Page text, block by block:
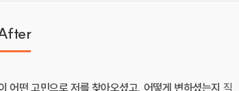
어떤 고민으로 저를 찾아오셨고, 어떻게 변하셨는지 직